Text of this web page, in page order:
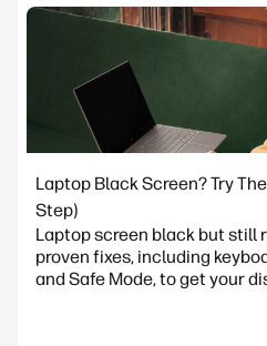
Laptop Black Screen? Try
Step)
Laptop screen black but still
proven fixes, including
and Safe Mode, to get your